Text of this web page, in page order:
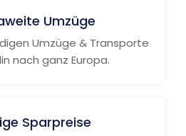
Umzüge
Umzüge & Transporte
nach ganz Europa.
Sparpreise